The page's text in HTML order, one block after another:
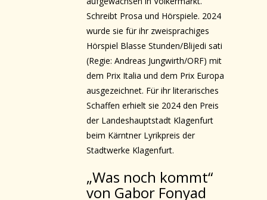
Schreibt Prosa und Hörspiele. 2024
wurde sie für ihr zweisprachiges
Hörspiel Blasse Stunden/Blijedi sati
(Regie: Andreas Jungwirth/ORF) mit
dem Prix Italia und dem Prix Europa
ausgezeichnet. Für ihr literarisches
Schaffen erhielt sie 2024 den Preis
der Landeshauptstadt Klagenfurt
beim Kärntner Lyrikpreis der
Stadtwerke Klagenfurt.
„Was noch kommt“
von Gabor Fonyad